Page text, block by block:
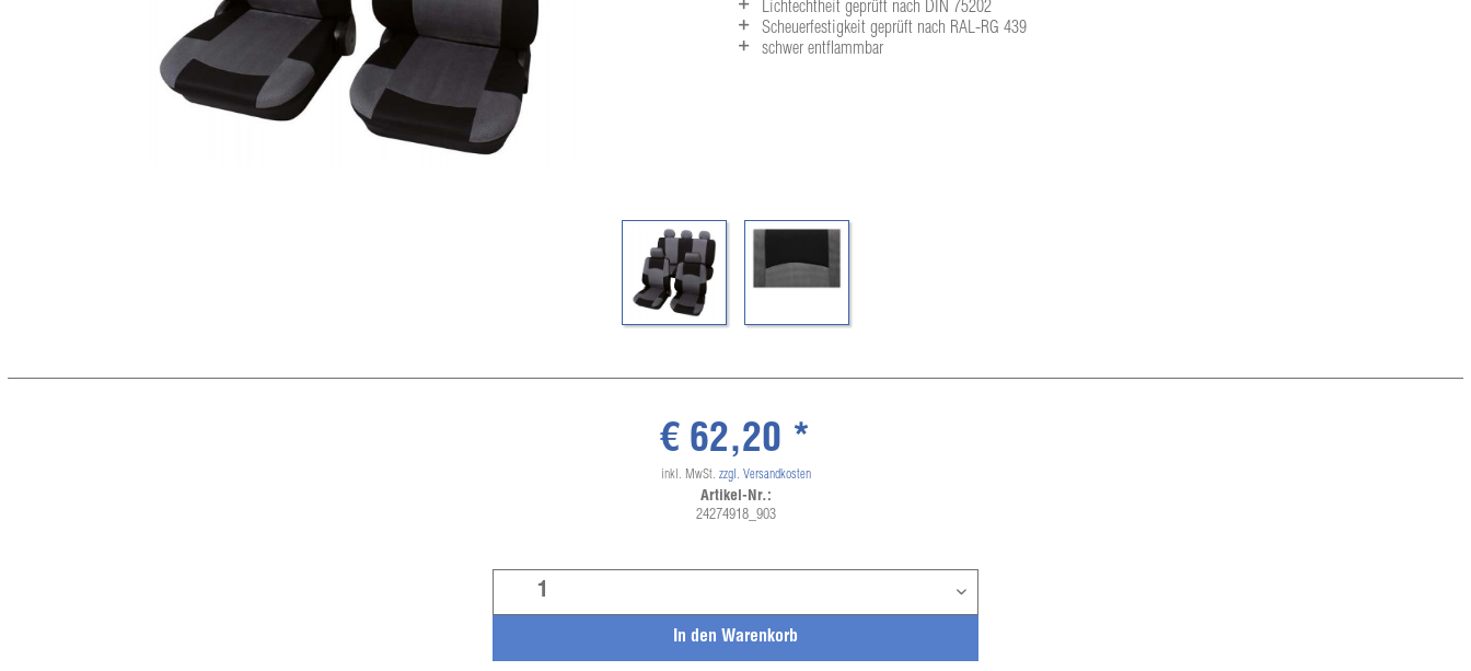
Lichtechtheit geprüft nach DIN 75202
Scheuerfestigkeit geprüft nach RAL-RG 439
schwer entflammbar
In den Warenkorb
€ 62,20 *
inkl. MwSt. zzgl. Versandkosten
Artikel-Nr.:
24274918_903